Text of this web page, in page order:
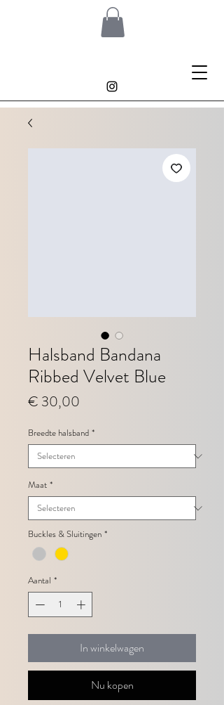
Halsband Bandana
Ribbed Velvet Blue
€ 30,00
Breedte halsband *
Maat *
Buckles & Sluitingen *
Aantal *
In winkelwagen
Nu kopen